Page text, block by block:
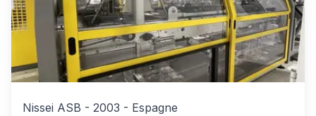
Nissei ASB - 2003 - Espagne